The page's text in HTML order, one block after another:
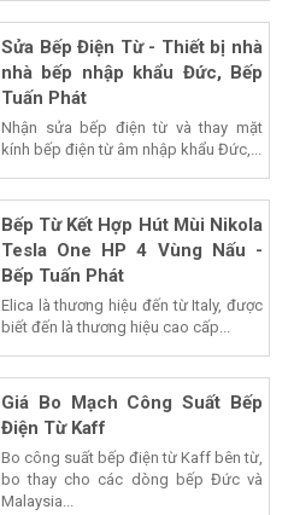
Sửa Bếp Điện Từ - Thiết bị nhà
nhà bếp nhập khẩu Đức, Bếp
Tuấn Phát
Nhận sửa bếp điện từ và thay mặt
kính bếp điện từ âm nhập khẩu Đức,...
Bếp Từ Kết Hợp Hút Mùi Nikola
Tesla One HP 4 Vùng Nấu -
Bếp Tuấn Phát
Elica là thương hiệu đến từ Italy, được
biết đến là thương hiệu cao cấp...
Giá Bo Mạch Công Suất Bếp
Điện Từ Kaff
Bo công suất bếp điện từ Kaff bên từ,
bo thay cho các dòng bếp Đức và
Malaysia...